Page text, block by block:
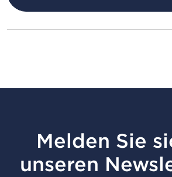
Melden Sie
unseren